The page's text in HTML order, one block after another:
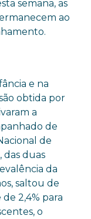
semana, as
ao
e na
obtida por
a
de
de
das duas
da
saltou de
de 2,4% para
o